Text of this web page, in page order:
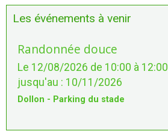
Les événements à venir
Randonnée douce
Le 12/08/2026 de 10:00 à 12:00
jusqu'au : 10/11/2026
Dollon - Parking du stade